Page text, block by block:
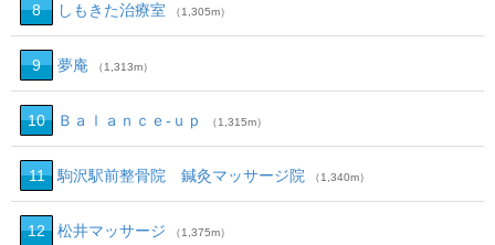
8 しもきた治療室 （1,305m）
9 夢庵 （1,313m）
10 Ｂａｌａｎｃｅ‐ｕｐ （1,315m）
11 駒沢駅前整骨院 鍼灸マッサージ院 （1,340m）
12 松井マッサージ （1,375m）